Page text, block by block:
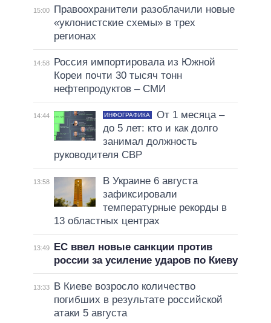
15:00
Правоохранители разоблачили новые
«уклонистские схемы» в трех
регионах
14:58
Россия импортировала из Южной
Кореи почти 30 тысяч тонн
нефтепродуктов – СМИ
14:44 ИНФОГРАФИКА
От 1 месяца –
до 5 лет: кто и как долго
занимал должность
руководителя СВР
13:58
В Украине 6 августа
зафиксировали
температурные рекорды в
13 областных центрах
13:49
ЕС ввел новые санкции против
россии за усиление ударов по Киеву
13:33
В Киеве возросло количество
погибших в результате российской
атаки 5 августа